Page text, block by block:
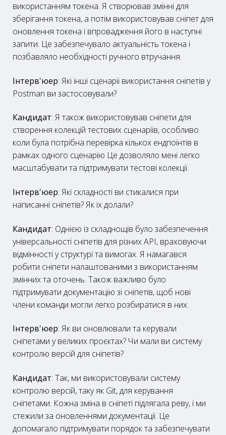
використанням токена. Я створював змінні для
зберігання токена, а потім використовував сніпет для
оновлення токена і впровадження його в наступні
запити. Це забезпечувало актуальність токена і
позбавляло необхідності ручного втручання.
Інтерв'юер: Які інші сценарії використання сніпетів у
Postman ви застосовували?
Кандидат: Я також використовував сніпети для
створення колекцій тестових сценаріїв, особливо
коли була потрібна перевірка кількох ендпоінтів в
рамках одного сценарію Це дозволяло мені легко
масштабувати та підтримувати тестові колекції.
Інтерв'юер: Які складності ви стикалися при
написанні сніпетів? Як їх долали?
Кандидат: Однією із складнощів було забезпечення
універсальності сніпетів для різних API, враховуючи
відмінності у структурі та вимогах. Я намагався
робити сніпети налаштованими з використанням
змінних та оточень. Також важливо було
підтримувати документацію зі сніпетів, щоб нові
члени команди могли легко розбиратися в них.
Інтерв'юер: Як ви оновлювали та керували
сніпетами у великих проєктах? Чи мали ви систему
контролю версій для сніпетів?
Кандидат: Так, ми використовували систему
контролю версій, таку як Git, для керування
сніпетами. Кожна зміна в сніпеті підлягала реву, і ми
стежили за оновленнями документації. Це
допомагало підтримувати порядок та забезпечувати